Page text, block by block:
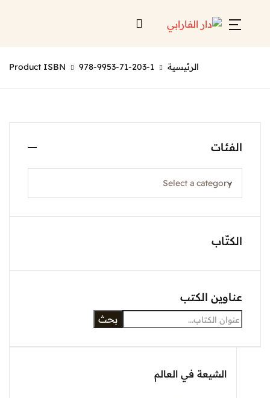
الرئيسية Product ISBN 978-9953-71-203-1
الشيعة في العالم
الفئات
الكتّاب
عناوين الكتب
بحث